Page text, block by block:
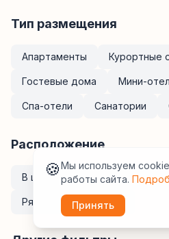
Тип размещения
Апартаменты Курортные
Гостевые дома Мини-
Спа-отели Санатории
Расположение
В центре У метро
Рядом с аэропортом
🍪Мы используем
работы сайта.
Принять